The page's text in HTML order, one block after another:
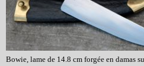
Bowie, lame de 14.8 cm forgée en damas